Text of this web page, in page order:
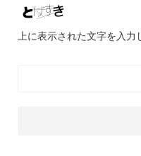
上に表示された文字を入力